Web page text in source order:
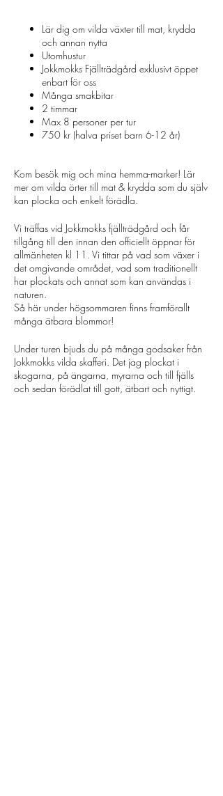
Lär dig om vilda växter till mat, krydda
och annan nytta
Utomhustur
Jokkmokks Fjällträdgård exklusivt öppet
enbart för oss
Många smakbitar
2 timmar
Max 8 personer per tur
750 kr (halva priset barn 6-12 år)
Kom besök mig och mina hemma-marker! Lär
mer om vilda örter till mat & krydda som du själv
kan plocka och enkelt förädla.
Vi träffas vid Jokkmokks fjällträdgård och får
tillgång till den innan den officiellt öppnar för
allmänheten kl 11. Vi tittar på vad som växer i
det omgivande området, vad som traditionellt
har plockats och annat som kan användas i
naturen.
Så här under högsommaren finns framförallt
många ätbara blommor!
Under turen bjuds du på många godsaker från
Jokkmokks vilda skafferi. Det jag plockat i
skogarna, på ängarna, myrarna och till fjälls
och sedan förädlat till gott, ätbart och nyttigt.